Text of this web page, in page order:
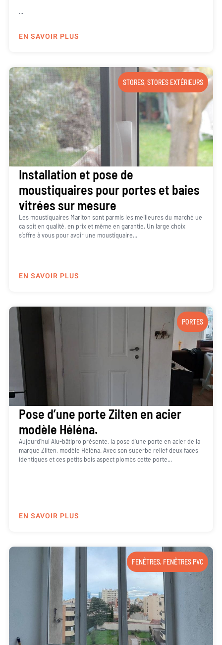
...
EN SAVOIR PLUS
STORES,STORES EXTÉRIEURS
Installation et pose de
moustiquaires pour portes et baies
vitrées sur mesure
Les moustiquaires Mariton sont parmis les meilleures du marché ue
ca soit en qualité, en prix et même en garantie. Un large choix
s’offre à vous pour avoir une moustiquaire...
EN SAVOIR PLUS
PORTES
Pose d’une porte Zilten en acier
modèle Héléna.
Aujourd’hui Alu-bâtipro présente, la pose d’une porte en acier de la
marque Zliten, modèle Héléna. Avec son superbe relief deux faces
identiques et ces petits bois aspect plombs cette porte...
EN SAVOIR PLUS
FENÊTRES, FENÊTRES PVC